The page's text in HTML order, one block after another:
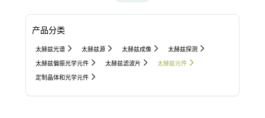
产品分类
太赫兹光谱 太赫兹源 太赫兹成像 太赫兹探测
太赫兹偏振光学元件 太赫兹滤波片 太赫兹元件
定制晶体和光学元件